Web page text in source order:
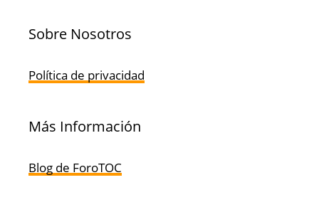
Sobre Nosotros
Política de privacidad
Más Información
Blog de ForoTOC